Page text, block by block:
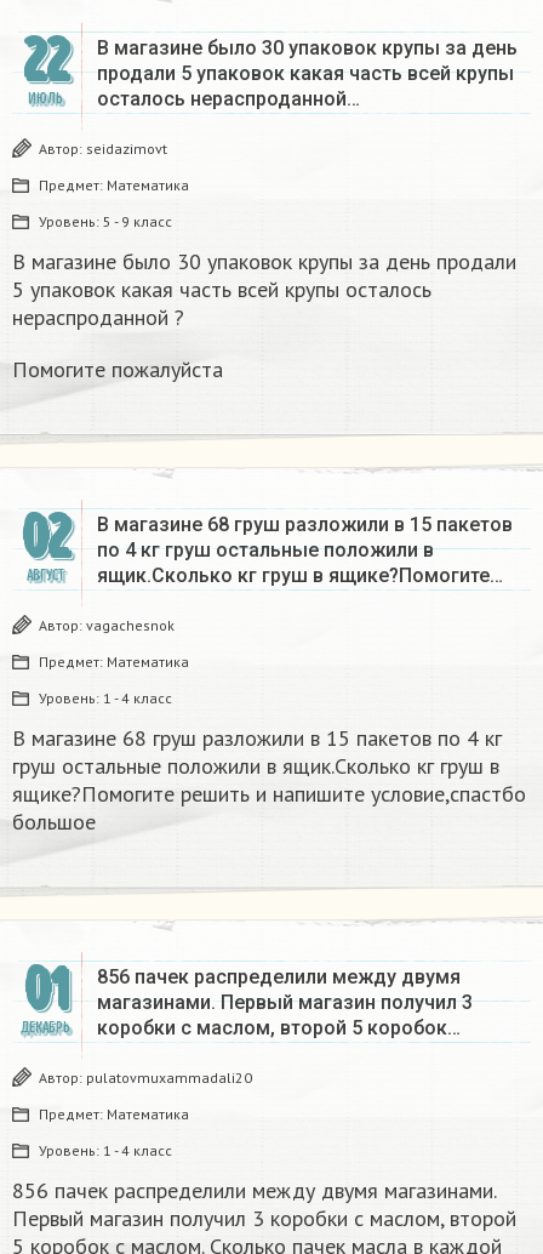
22
ИЮЛЬ
В магазине было 30 упаковок крупы за день
продали 5 упаковок какая часть всей крупы
осталось нераспроданной…
Автор: seidazimovt
Предмет: Математика
Уровень: 5 - 9 класс
В магазине было 30 упаковок крупы за день продали
5 упаковок какая часть всей крупы осталось
нераспроданной ?
Помогите пожалуйста
02
АВГУСТ
В магазине 68 груш разложили в 15 пакетов
по 4 кг груш остальные положили в
ящик.Сколько кг груш в ящике?Помогите…
Автор: vagachesnok
Предмет: Математика
Уровень: 1 - 4 класс
В магазине 68 груш разложили в 15 пакетов по 4 кг
груш остальные положили в ящик.Сколько кг груш в
ящике?Помогите решить и напишите условие,спастбо
большое
01
ДЕКАБРЬ
856 пачек распределили между двумя
магазинами. Первый магазин получил 3
коробки с маслом, второй 5 коробок…
Автор: pulatovmuxammadali20
Предмет: Математика
Уровень: 1 - 4 класс
856 пачек распределили между двумя магазинами.
Первый магазин получил 3 коробки с маслом, второй
5 коробок с маслом. Сколько пачек масла в каждой